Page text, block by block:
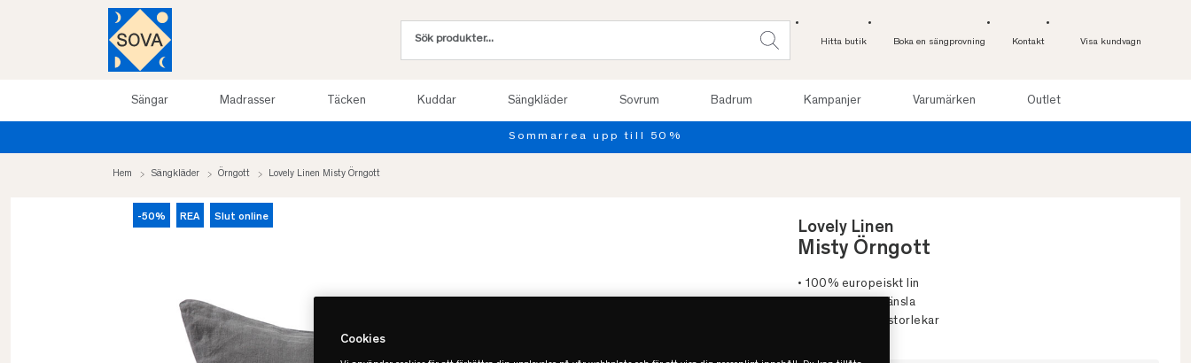
Hitta butik Boka en sängprovning Kontakt Visa kundvagn
Sängar Madrasser Täcken Kuddar Sängkläder Sovrum Badrum Kampanjer Varumärken Outlet
Sommarrea upp till 50%
Hem Sängkläder Örngott Lovely Linen Misty Örngott
-50% REA Slut online
Lovely Linen
Misty Örngott
• 100% europeiskt lin
• Tunn & luftig känsla
• Flera färger & storlekar
Cookies